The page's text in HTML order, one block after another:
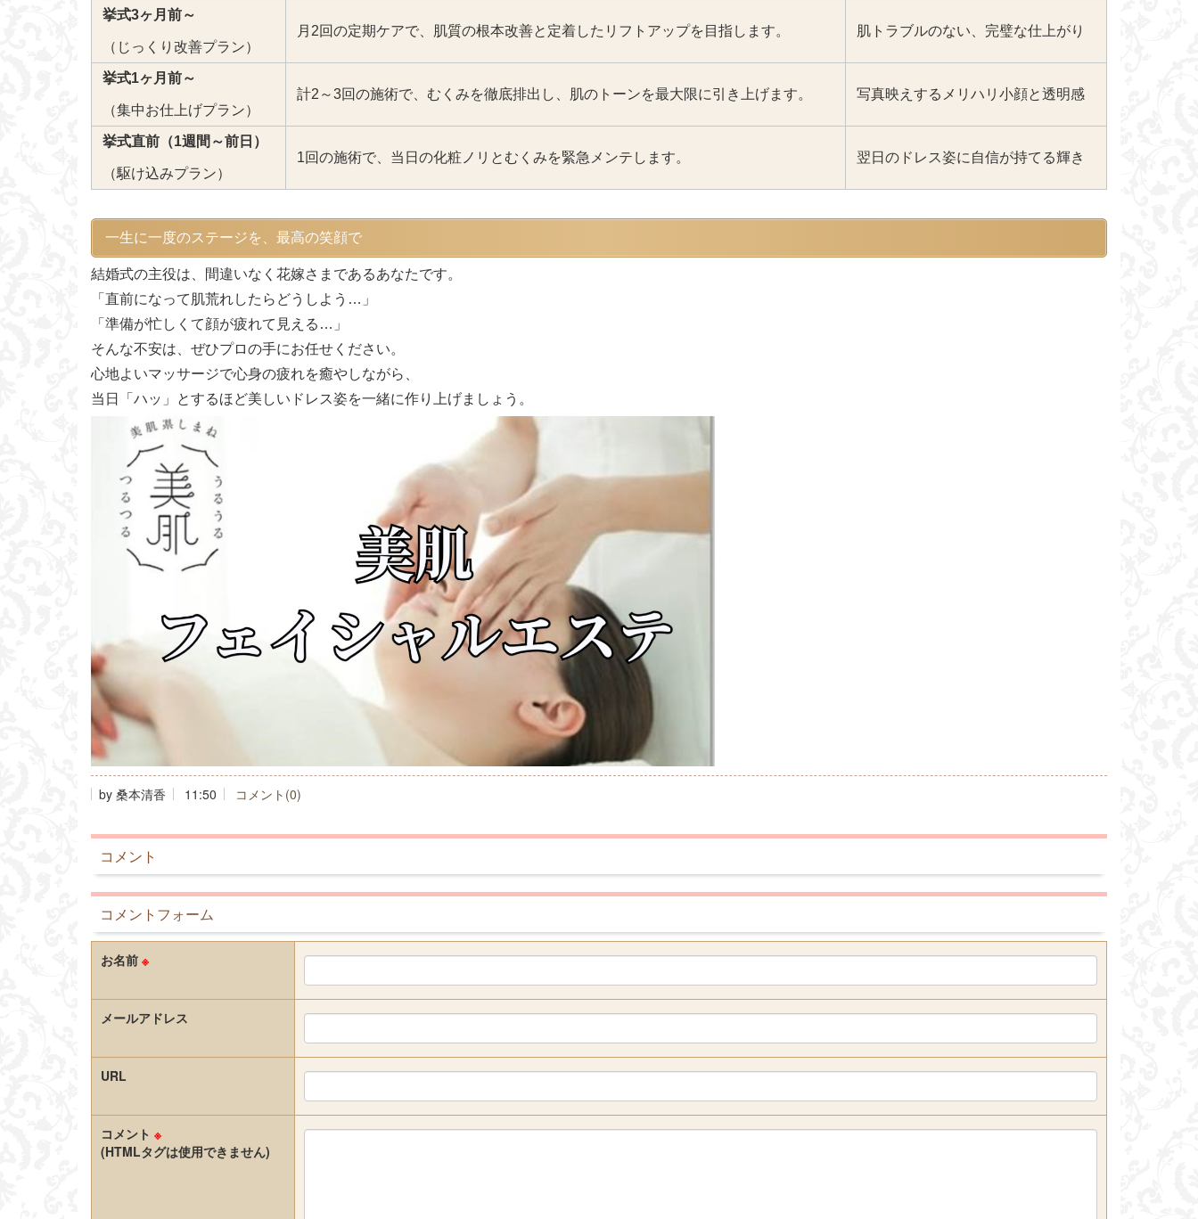
挙式3ヶ月前～
（じっくり改善プラン）
月2回の定期ケアで、肌質の根本改善と定着したリフトアップを目指します。 肌トラブルのない、完璧な仕上がり
挙式1ヶ月前～
（集中お仕上げプラン）
計2～3回の施術で、むくみを徹底排出し、肌のトーンを最大限に引き上げます。 写真映えするメリハリ小顔と透明感
挙式直前（1週間～前日）
（駆け込みプラン）
1回の施術で、当日の化粧ノリとむくみを緊急メンテします。 翌日のドレス姿に自信が持てる輝き
一生に一度のステージを、最高の笑顔で
結婚式の主役は、間違いなく花嫁さまであるあなたです。
「直前になって肌荒れしたらどうしよう…」
「準備が忙しくて顔が疲れて見える…」
そんな不安は、ぜひプロの手にお任せください。
心地よいマッサージで心身の疲れを癒やしながら、
当日「ハッ」とするほど美しいドレス姿を一緒に作り上げましょう。
by 桑本清香 11:50 コメント(0)
コメント
コメントフォーム
お名前 ※
メールアドレス
URL
コメント ※
(HTMLタグは使用できません)